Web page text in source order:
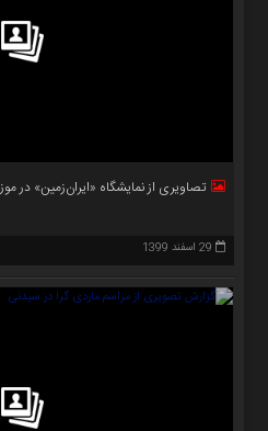
تصاویری از نمایشگاه «ایران‌زمین» در
29 اسفند 1399